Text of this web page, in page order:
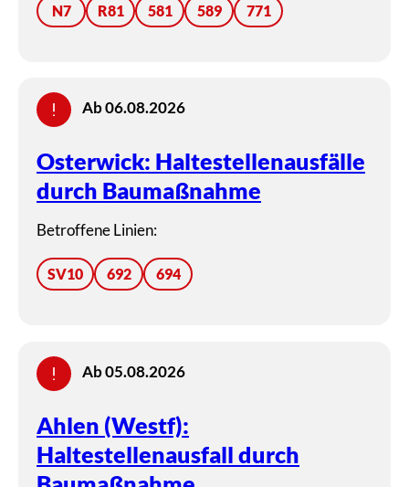
N7 R81 581 589 771
Ab 06.08.2026
Osterwick: Haltestellenausfälle
durch Baumaßnahme
Betroffene Linien:
SV10 692 694
Ab 05.08.2026
Ahlen (Westf):
Haltestellenausfall durch